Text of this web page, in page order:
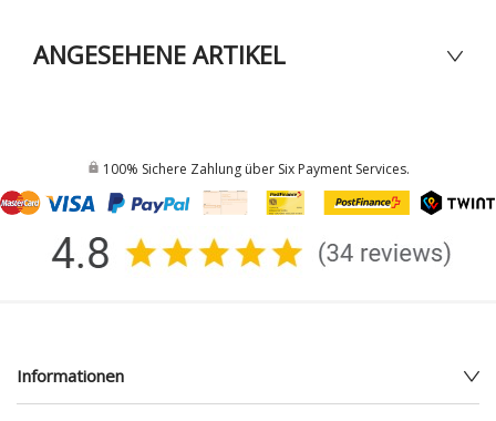
ANGESEHENE ARTIKEL
100% Sichere Zahlung über Six Payment Services.
Informationen